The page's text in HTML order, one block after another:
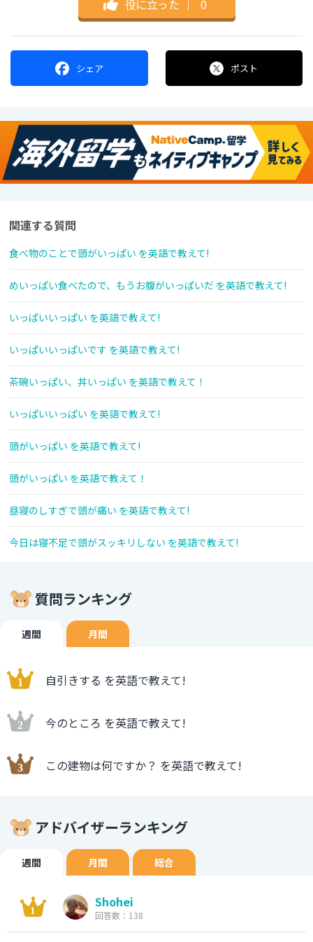
役に立った 0
シェア ポスト
関連する質問
食べ物のことで頭がいっぱい を英語で教えて!
めいっぱい食べたので、もうお腹がいっぱいだ を英語で教えて!
いっぱいいっぱい を英語で教えて!
いっぱいいっぱいです を英語で教えて!
茶碗いっぱい、丼いっぱい を英語で教えて！
いっぱいいっぱい を英語で教えて!
頭がいっぱい を英語で教えて!
頭がいっぱい を英語で教えて！
昼寝のしすぎで頭が痛い を英語で教えて!
今日は寝不足で頭がスッキリしない を英語で教えて!
質問ランキング
週間 月間
自引きする を英語で教えて!
今のところ を英語で教えて!
この建物は何ですか？ を英語で教えて!
アドバイザーランキング
週間 月間 総合
Shohei
回答数：138